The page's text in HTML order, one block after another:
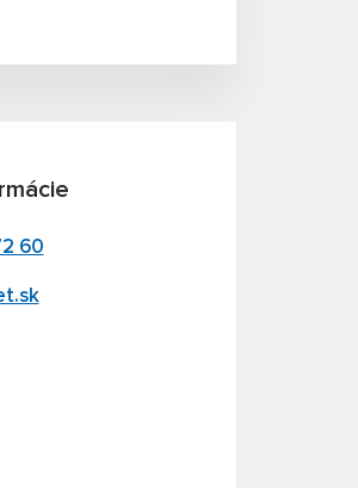
60